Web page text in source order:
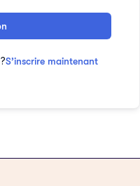
S’inscrire maintenant